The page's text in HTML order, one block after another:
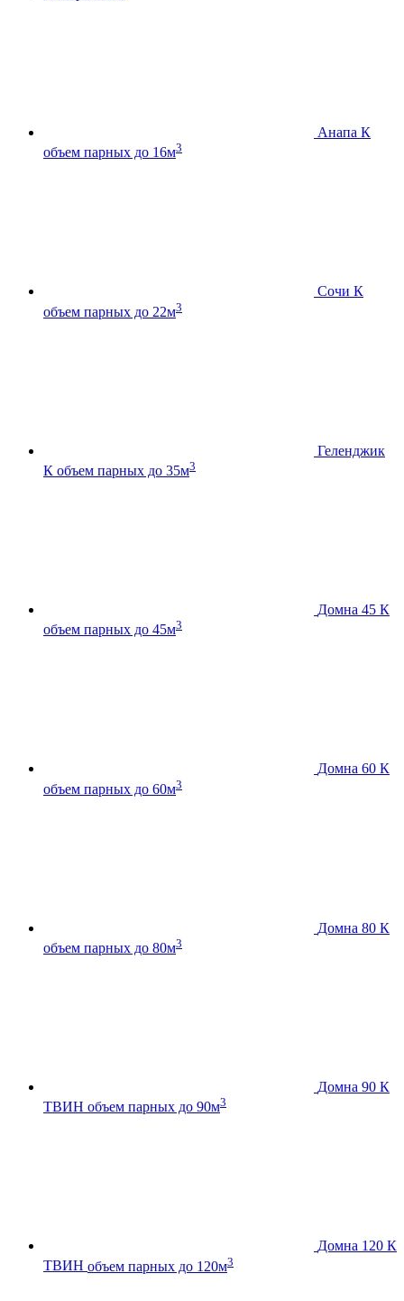
Анапа К
объем парных до 16м3
Сочи К
объем парных до 22м3
Геленджик
К объем парных до 35м3
Домна 45 К
объем парных до 45м3
Домна 60 К
объем парных до 60м3
Домна 80 К
объем парных до 80м3
Домна 90 К
ТВИН объем парных до 90м3
Домна 120 К
ТВИН объем парных до 120м3